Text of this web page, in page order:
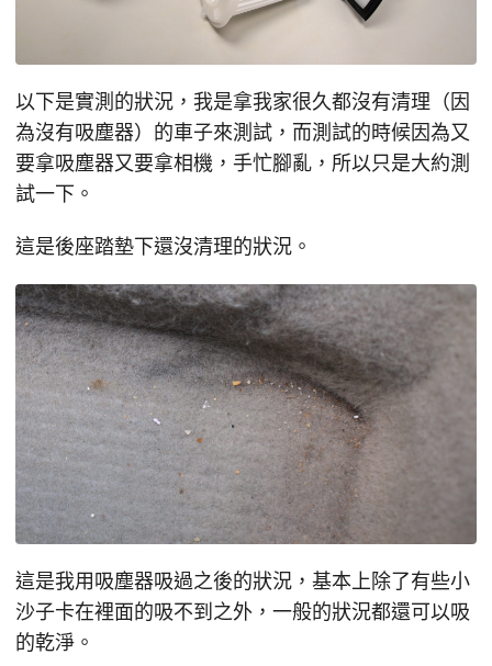
以下是實測的狀況，我是拿我家很久都沒有清理（因
為沒有吸塵器）的車子來測試，而測試的時候因為又
要拿吸塵器又要拿相機，手忙腳亂，所以只是大約測
試一下。
這是後座踏墊下還沒清理的狀況。
這是我用吸塵器吸過之後的狀況，基本上除了有些小
沙子卡在裡面的吸不到之外，一般的狀況都還可以吸
的乾淨。